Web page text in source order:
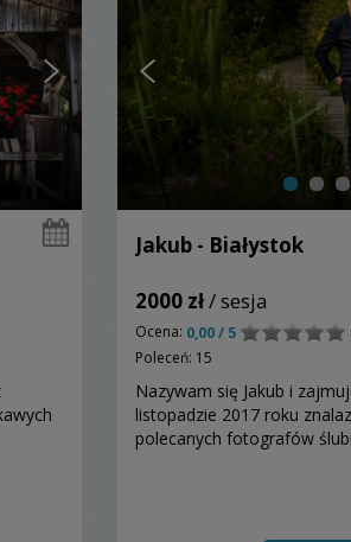
Jakub - Białystok
2000 zł/ sesja
Ocena: 0,00 / 5
Poleceń: 15
Nazywam się Jakub i
listopadzie 2017 roku
polecanych fotografów